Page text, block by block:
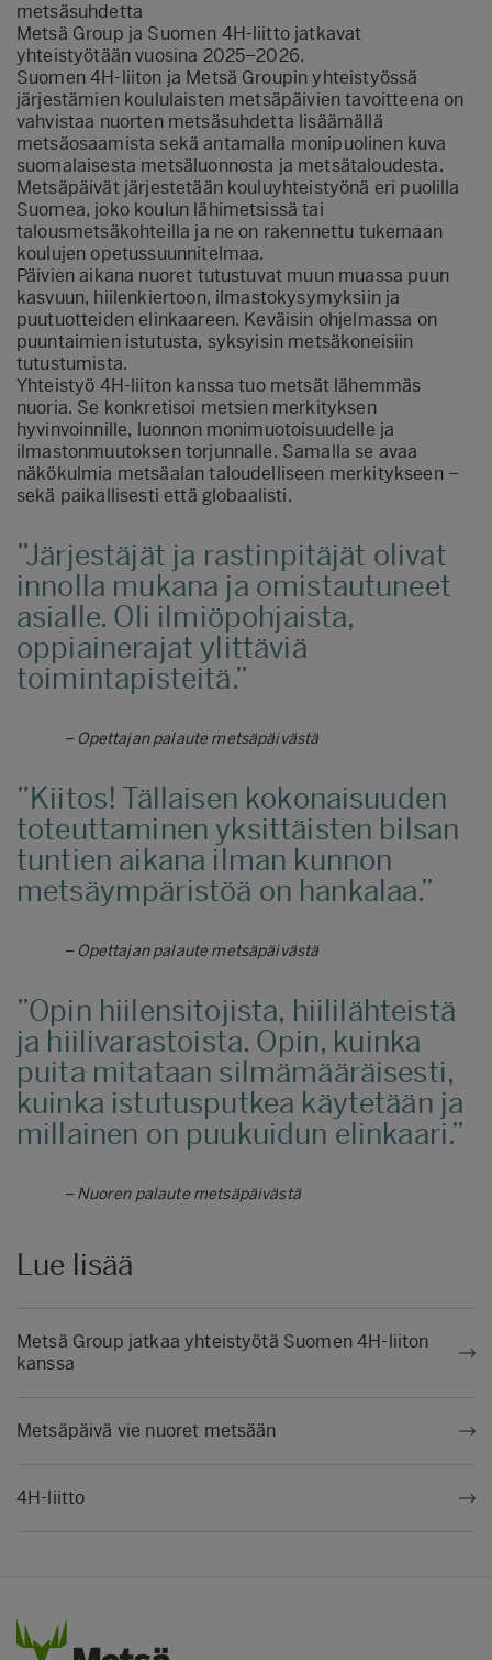
metsäsuhdetta
Metsä Group ja Suomen 4H-liitto jatkavat
yhteistyötään vuosina 2025–2026.
Suomen 4H-liiton ja Metsä Groupin yhteistyössä
järjestämien koululaisten metsäpäivien tavoitteena on
vahvistaa nuorten metsäsuhdetta lisäämällä
metsäosaamista sekä antamalla monipuolinen kuva
suomalaisesta metsäluonnosta ja metsätaloudesta.
Metsäpäivät järjestetään kouluyhteistyönä eri puolilla
Suomea, joko koulun lähimetsissä tai
talousmetsäkohteilla ja ne on rakennettu tukemaan
koulujen opetussuunnitelmaa.
Päivien aikana nuoret tutustuvat muun muassa puun
kasvuun, hiilenkiertoon, ilmastokysymyksiin ja
puutuotteiden elinkaareen. Keväisin ohjelmassa on
puuntaimien istutusta, syksyisin metsäkoneisiin
tutustumista.
Yhteistyö 4H-liiton kanssa tuo metsät lähemmäs
nuoria. Se konkretisoi metsien merkityksen
hyvinvoinnille, luonnon monimuotoisuudelle ja
ilmastonmuutoksen torjunnalle. Samalla se avaa
näkökulmia metsäalan taloudelliseen merkitykseen –
sekä paikallisesti että globaalisti.
Järjestäjät ja rastinpitäjät olivat
innolla mukana ja omistautuneet
asialle. Oli ilmiöpohjaista,
oppiainerajat ylittäviä
toimintapisteitä.
– Opettajan palaute metsäpäivästä
Kiitos! Tällaisen kokonaisuuden
toteuttaminen yksittäisten bilsan
tuntien aikana ilman kunnon
metsäympäristöä on hankalaa.
– Opettajan palaute metsäpäivästä
Opin hiilensitojista, hiililähteistä
ja hiilivarastoista. Opin, kuinka
puita mitataan silmämääräisesti,
kuinka istutusputkea käytetään ja
millainen on puukuidun elinkaari.
– Nuoren palaute metsäpäivästä
Lue lisää
Metsä Group jatkaa yhteistyötä Suomen 4H-liiton
kanssa
Metsäpäivä vie nuoret metsään
4H-liitto